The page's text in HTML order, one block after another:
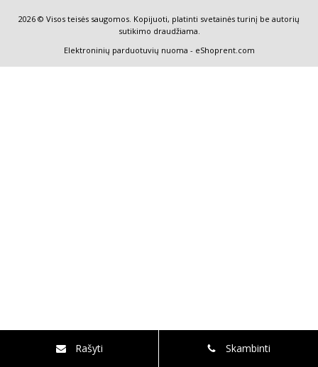
2026 © Visos teisės saugomos. Kopijuoti, platinti svetainės turinį be autorių
sutikimo draudžiama.
Elektroninių parduotuvių nuoma - eShoprent.com
Rašyti Skambinti